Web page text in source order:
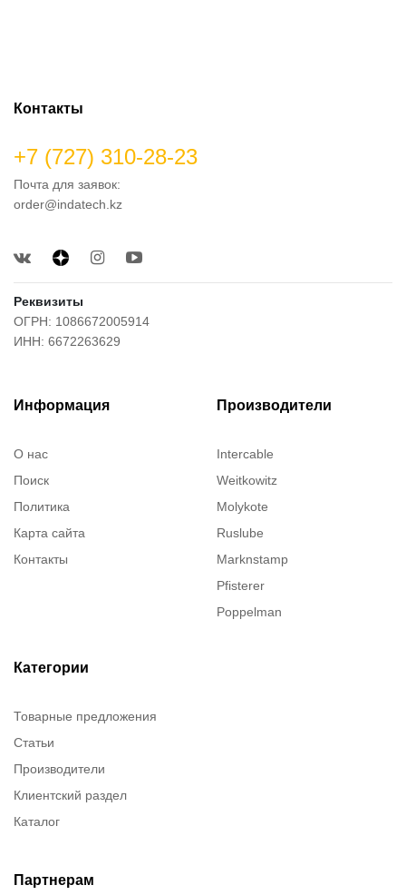
Контакты
+7 (727) 310-28-23
Почта для заявок:
order@indatech.kz
Реквизиты
ОГРН: 1086672005914
ИНН: 6672263629
Информация
О нас
Поиск
Политика
Карта сайта
Контакты
Производители
Intercable
Weitkowitz
Molykote
Ruslube
Marknstamp
Pfisterer
Poppelman
Категории
Товарные предложения
Статьи
Производители
Клиентский раздел
Каталог
Партнерам